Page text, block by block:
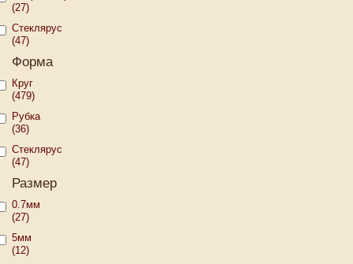
(27)
Стеклярус
(47)
Форма
Круг
(479)
Рубка
(36)
Стеклярус
(47)
Размер
0.7мм
(27)
5мм
(12)